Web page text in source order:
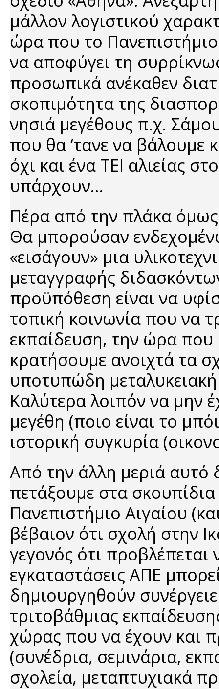
μάλλον λογιστικού
ώρα που το Πανεπιστήμιο
να αποφύγει τη
προσωπικά ανέκαθεν
σκοπιμότητα της
νησιά μεγέθους π.χ.
που θα ‘τανε να βάλουμε
όχι και ένα ΤΕΙ αλιείας
υπάρχουν...
Πέρα από την πλάκα
Θα μπορούσαν
«εισάγουν» μια
μεταγγραφής
προϋπόθεση είναι να
τοπική κοινωνία που να
εκπαίδευση, την ώρα
κρατήσουμε ανοιχτά τα
υποτυπώδη
Καλύτερα λοιπόν να μην
μεγέθη (ποιο είναι το
ιστορική συγκυρία
Από την άλλη μεριά αυτό
πετάξουμε στα
Πανεπιστήμιο Αιγαίου
βέβαιον ότι σχολή στην
γεγονός ότι
εγκαταστάσεις ΑΠΕ
δημιουργηθούν
τριτοβάθμιας
χώρας που να έχουν και
(συνέδρια, σεμινάρια,
σχολεία, μεταπτυχιακά